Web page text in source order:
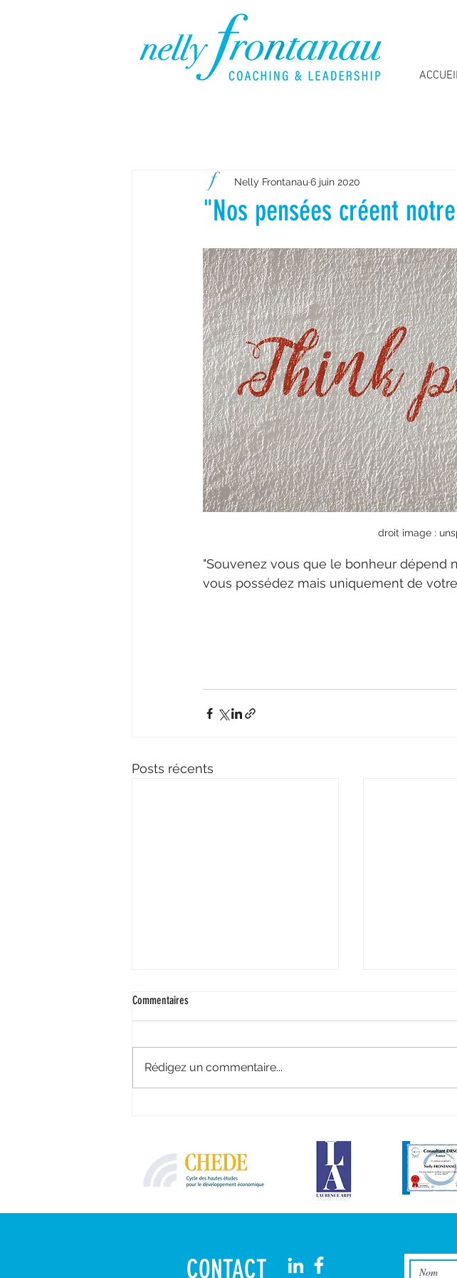
"Nos pensées créent
Nelly Frontanau6 juin 2020
droit image :
"Souvenez vous que le bonheur dépend
vous possédez mais uniquement de
Posts récents
" Nous sommes nos héroïnes ! "
Commentaires
Rédigez un commentaire...
CONTACT